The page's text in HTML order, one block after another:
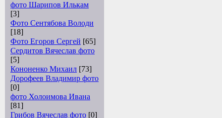
фото Шарипов Илькам
[3]
Фото Сентябова Володи
[18]
Фото Егоров Сергей [65]
Сердитов Вячеслав фото
[5]
Кононенко Михаил [73]
Дорофеев Владимир фото
[0]
фото Холоимова Ивана
[81]
Грибов Вячеслав фото [0]